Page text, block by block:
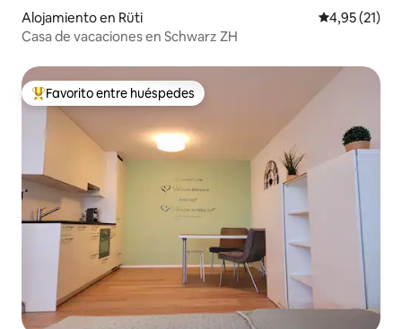
Alojamiento en Rüti Calificación
4,95 (21)
Casa de vacaciones en Schwarz ZH
Favorito entre los huéspedes más destacados
Favorito entre huéspedes